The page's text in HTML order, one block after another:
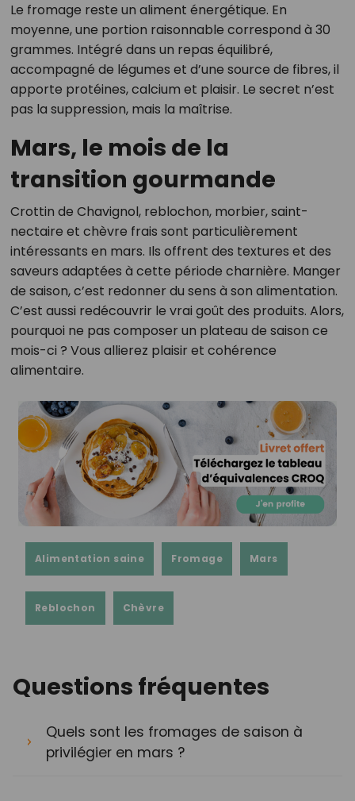
Le fromage reste un aliment énergétique. En
moyenne, une portion raisonnable correspond à 30
grammes. Intégré dans un repas équilibré,
accompagné de légumes et d’une source de fibres, il
apporte protéines, calcium et plaisir. Le secret n’est
pas la suppression, mais la maîtrise.
Mars, le mois de la
transition gourmande
Crottin de Chavignol, reblochon, morbier, saint-
nectaire et chèvre frais sont particulièrement
intéressants en mars. Ils offrent des textures et des
saveurs adaptées à cette période charnière. Manger
de saison, c’est redonner du sens à son alimentation.
C’est aussi redécouvrir le vrai goût des produits. Alors,
pourquoi ne pas composer un plateau de saison ce
mois-ci ? Vous allierez plaisir et cohérence
alimentaire.
Alimentation saine Fromage Mars
Reblochon Chèvre
Questions fréquentes
Quels sont les fromages de saison à
privilégier en mars ?